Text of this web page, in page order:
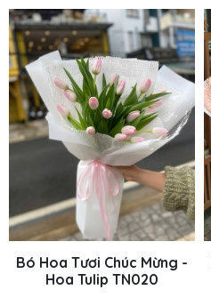
Bó Hoa Tươi Chúc Mừng -
Hoa Tulip TN020